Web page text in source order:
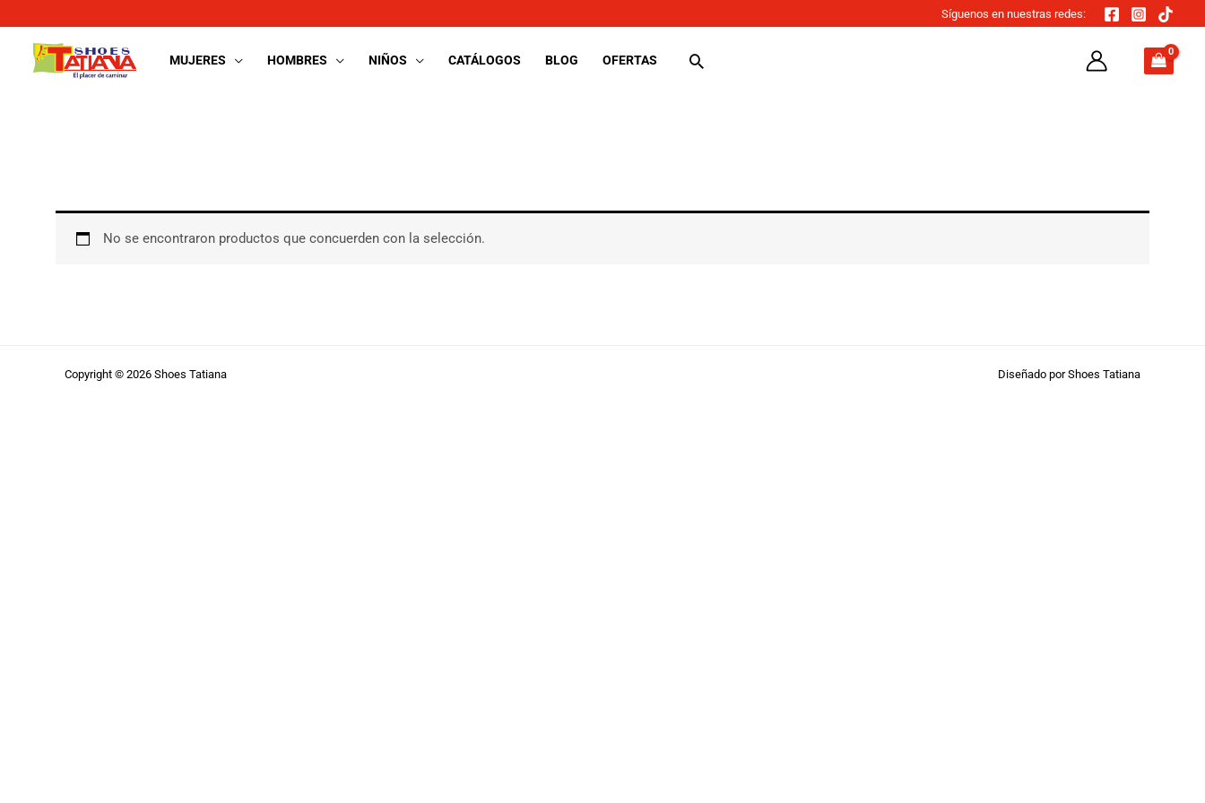
contenido
Síguenos en nuestras redes:
MUJERES HOMBRES NIÑOS CATÁLOGOS BLOG OFERTAS Buscar
No se encontraron productos que concuerden con la selección.
Copyright © 2026 Shoes Tatiana Diseñado por Shoes Tatiana